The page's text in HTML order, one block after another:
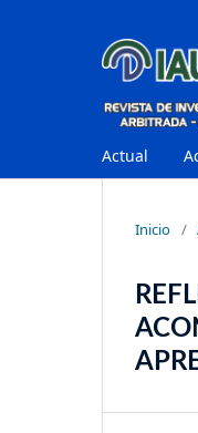
Actual
Inicio /